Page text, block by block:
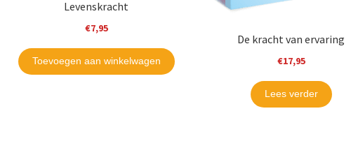
Levenskracht
€7,95
Toevoegen aan winkelwagen
De kracht van ervaring
€17,95
Lees verder